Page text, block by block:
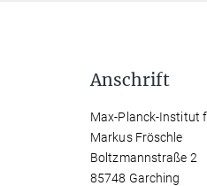
Anschrift
Max-Planck-Institut
Markus Fröschle
Boltzmannstraße 2
85748 Garching